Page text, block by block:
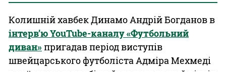
Колишній хавбек Динамо Андрій Богданов в
інтерв’ю YouTube-каналу «Футбольний
диван»пригадав період виступів
швейцарського футболіста Адміра Мехмеді